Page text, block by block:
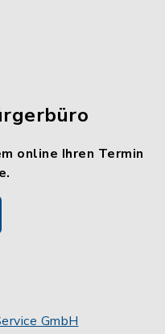
online Ihren Termin
GmbH